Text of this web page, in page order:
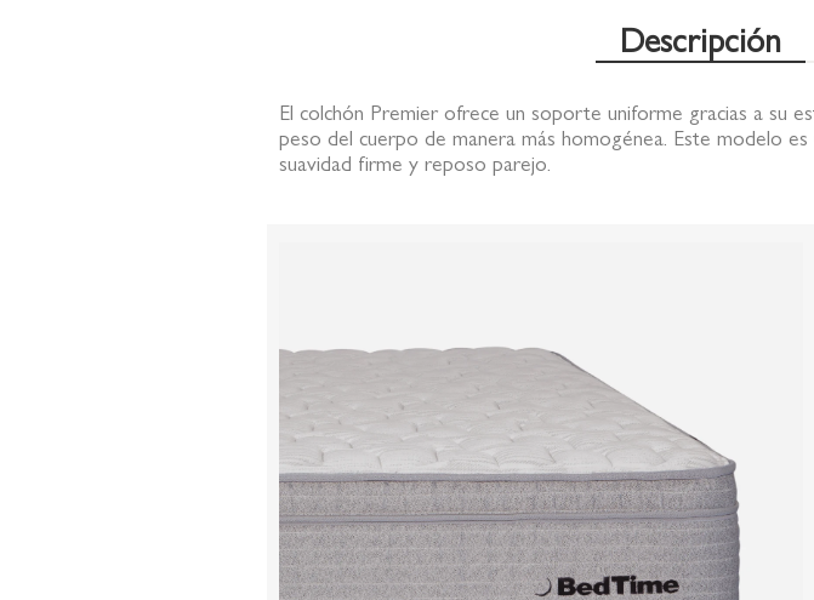
Descripción
El colchón Premier ofrece un soporte uniforme gracias a su
peso del cuerpo de manera más homogénea. Este modelo
suavidad firme y reposo parejo.